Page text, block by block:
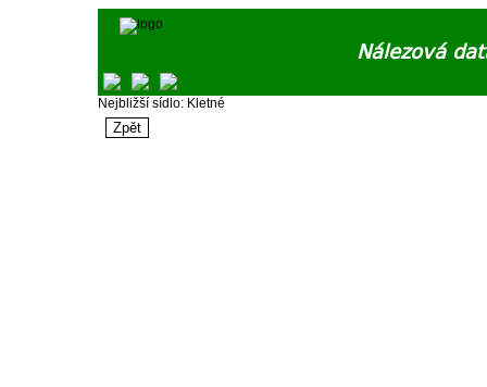
Nálezová
Nejbližší sídlo: Kletné